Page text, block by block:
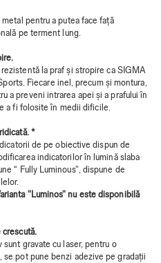
pentru a putea face față
pe terment lung.
la praf și stropire ca SIGMA
Fiecare inel, precum și montura,
a preveni intrarea apei și a prafului în
a fi folosite în medii dificile.
*
de pe obiective dispun de
indicatorilor în lumină slaba
“ Fully Luminous", dispune de
"Luminos" nu este disponibilă
crescută.
gravate cu laser, pentru o
pot pune benzi adezive pe gradații